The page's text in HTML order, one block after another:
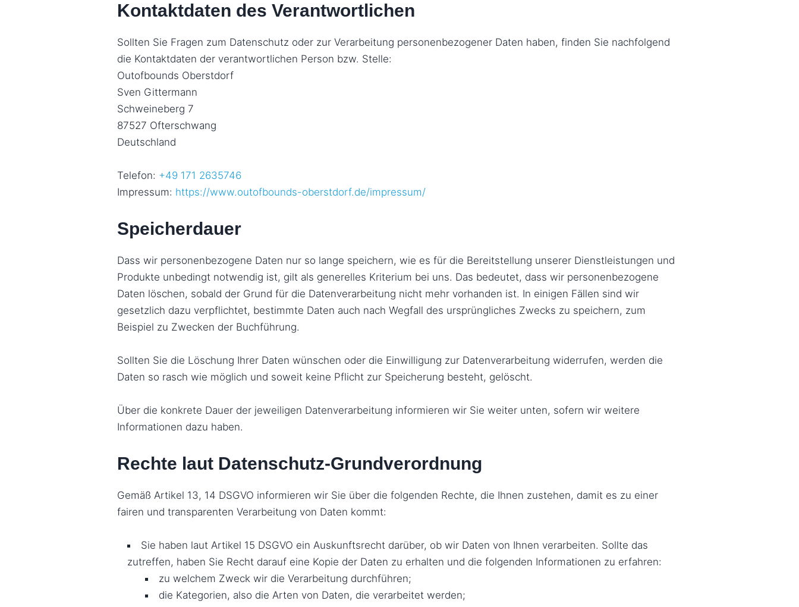
Kontaktdaten des Verantwortlichen
Sollten Sie Fragen zum Datenschutz oder zur Verarbeitung personenbezogener Daten haben, finden Sie nachfolgend
die Kontaktdaten der verantwortlichen Person bzw. Stelle:
Outofbounds Oberstdorf
Sven Gittermann
Schweineberg 7
87527 Ofterschwang
Deutschland
Telefon: +49 171 2635746
Impressum: https://www.outofbounds-oberstdorf.de/impressum/
Speicherdauer
Dass wir personenbezogene Daten nur so lange speichern, wie es für die Bereitstellung unserer Dienstleistungen und
Produkte unbedingt notwendig ist, gilt als generelles Kriterium bei uns. Das bedeutet, dass wir personenbezogene
Daten löschen, sobald der Grund für die Datenverarbeitung nicht mehr vorhanden ist. In einigen Fällen sind wir
gesetzlich dazu verpflichtet, bestimmte Daten auch nach Wegfall des ursprüngliches Zwecks zu speichern, zum
Beispiel zu Zwecken der Buchführung.
Sollten Sie die Löschung Ihrer Daten wünschen oder die Einwilligung zur Datenverarbeitung widerrufen, werden die
Daten so rasch wie möglich und soweit keine Pflicht zur Speicherung besteht, gelöscht.
Über die konkrete Dauer der jeweiligen Datenverarbeitung informieren wir Sie weiter unten, sofern wir weitere
Informationen dazu haben.
Rechte laut Datenschutz-Grundverordnung
Gemäß Artikel 13, 14 DSGVO informieren wir Sie über die folgenden Rechte, die Ihnen zustehen, damit es zu einer
fairen und transparenten Verarbeitung von Daten kommt:
Sie haben laut Artikel 15 DSGVO ein Auskunftsrecht darüber, ob wir Daten von Ihnen verarbeiten. Sollte das
zutreffen, haben Sie Recht darauf eine Kopie der Daten zu erhalten und die folgenden Informationen zu erfahren:
zu welchem Zweck wir die Verarbeitung durchführen;
die Kategorien, also die Arten von Daten, die verarbeitet werden;